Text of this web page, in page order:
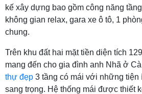
kế xây dựng bao gồm công năng
không gian relax, gara xe ô tô, 1
chung.
Trên khu đất hai mặt tiền diện tích
mang đến cho gia đình anh Nhã ở
thự đẹp 3 tầng có mái với những tiện
sang trọng. Hệ thống mái được thiết